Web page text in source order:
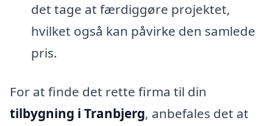
det tage at færdiggøre projektet,
hvilket også kan påvirke den samlede
pris.
For at finde det rette firma til din
tilbygning i Tranbjerg, anbefales det at